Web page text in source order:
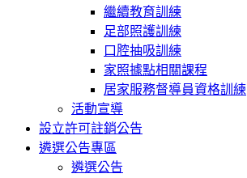
繼續教育訓練
足部照護訓練
口腔抽吸訓練
家照據點相關課程
居家服務督導員資格訓練
活動宣導
設立許可註銷公告
遴選公告專區
遴選公告